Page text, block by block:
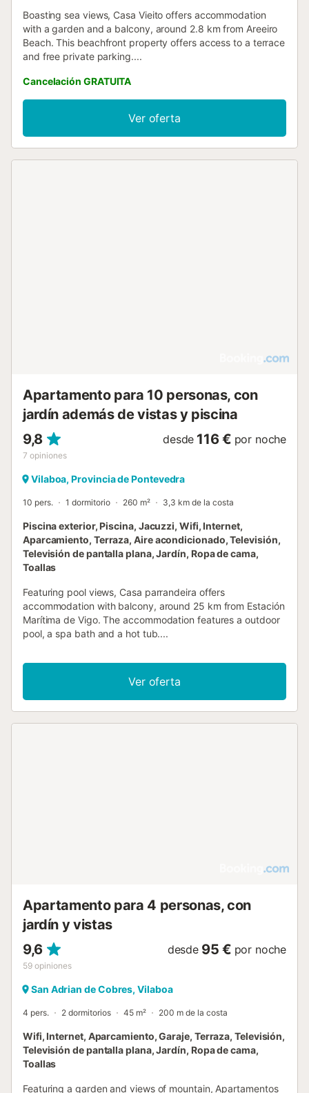
Boasting sea views, Casa Vieito offers accommodation
with a garden and a balcony, around 2.8 km from Areeiro
Beach. This beachfront property offers access to a terrace
and free private parking....
Cancelación GRATUITA
Ver oferta
Apartamento para 10 personas, con
jardín además de vistas y piscina
9,8
7 opiniones
desde 116 € por noche
Vilaboa, Provincia de Pontevedra
10 pers. 1 dormitorio 260 m² 3,3 km de la costa
Piscina exterior, Piscina, Jacuzzi, Wifi, Internet,
Aparcamiento, Terraza, Aire acondicionado, Televisión,
Televisión de pantalla plana, Jardín, Ropa de cama,
Toallas
Featuring pool views, Casa parrandeira offers
accommodation with balcony, around 25 km from Estación
Marítima de Vigo. The accommodation features a outdoor
pool, a spa bath and a hot tub....
Ver oferta
Apartamento para 4 personas, con
jardín y vistas
9,6
59 opiniones
desde 95 € por noche
San Adrian de Cobres, Vilaboa
4 pers. 2 dormitorios 45 m² 200 m de la costa
Wifi, Internet, Aparcamiento, Garaje, Terraza, Televisión,
Televisión de pantalla plana, Jardín, Ropa de cama,
Toallas
Featuring a garden and views of mountain, Apartamentos